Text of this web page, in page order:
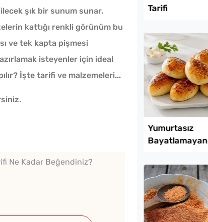
şık bir sunum sunar.
kattığı renkli görünüm bu
ve tek kapta pişmesi
isteyenler için ideal
İşte tarifi ve malzemeleri...
Ne Kadar Beğendiniz?
5
Pofuduk Yumurtalı Ekmek